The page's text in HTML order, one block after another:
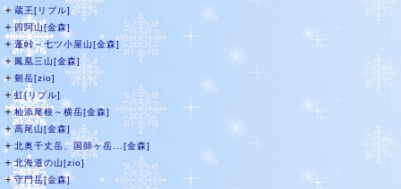
＋ 蔵王[リブル]
＋四阿山[金森]
＋蓬峠～七ツ小屋山[金森]
＋ 鳳凰三山[金森]
＋ 剱岳[zio]
＋虹[リブル]
＋杣添尾根～横岳[金森]
＋高尾山[金森]
＋ 北奥千丈岳、国師ヶ岳...[金森]
＋北海道の山[zio]
＋守門岳[金森]